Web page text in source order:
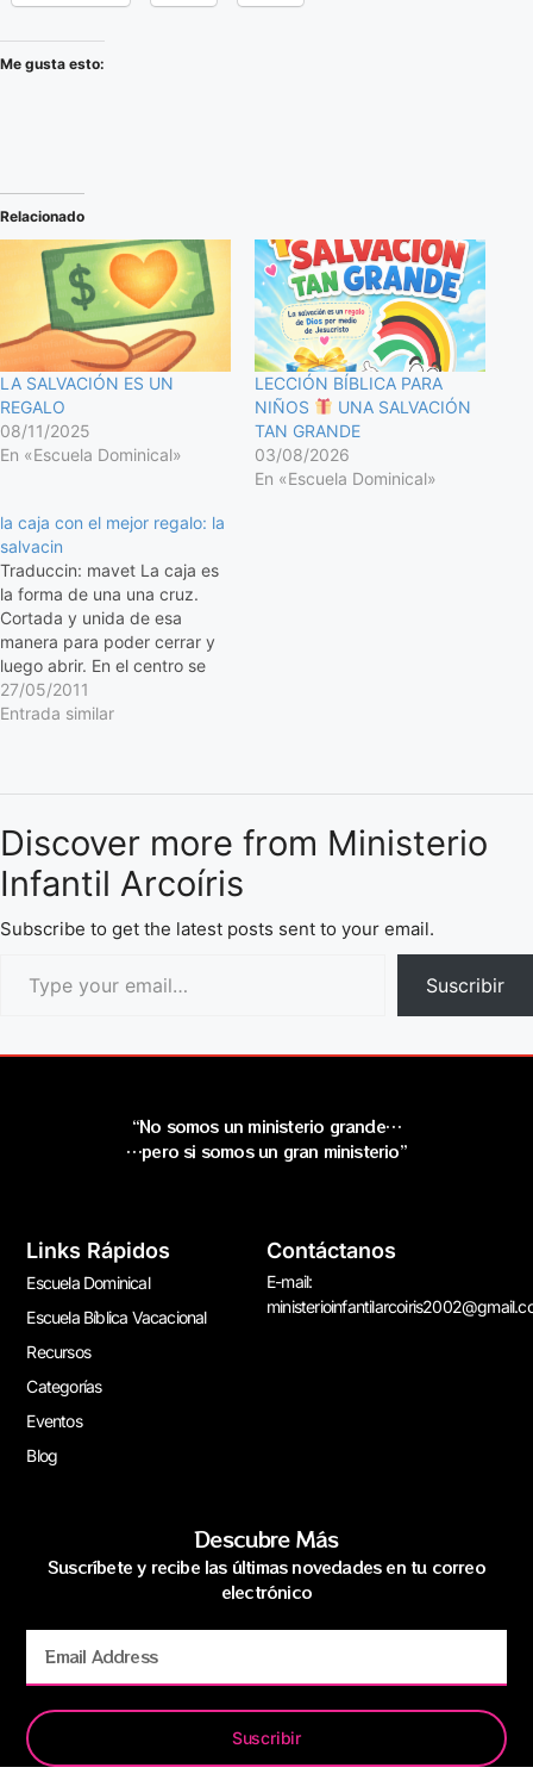
Me gusta esto:
Relacionado
LA SALVACIÓN ES UN
REGALO
08/11/2025
En «Escuela Dominical»
LECCIÓN BÍBLICA PARA
NIÑOS
UNA SALVACIÓN
TAN GRANDE
03/08/2026
En «Escuela Dominical»
la caja con el mejor regalo: la
salvacin
Traduccin: mavet La caja es
la forma de una una cruz.
Cortada y unida de esa
manera para poder cerrar y
luego abrir. En el centro se
coloca la palabra Jess
indicando asi que el
27/05/2011
Entrada similar
Discover more from Ministerio
Infantil Arcoíris
Subscribe to get the latest posts sent to your email.
Suscribir
“No somos un ministerio grande…
…pero si somos un gran ministerio”
Links Rápidos
Escuela Dominical
Escuela Bíblica Vacacional
Recursos
Categorías
Eventos
Blog
Contáctanos
E-mail:
Descubre Más
Suscríbete y recibe las últimas novedades en tu correo
electrónico
Suscribir